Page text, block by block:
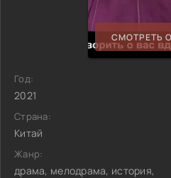
СМОТРЕТЬ
Год:
2021
Страна:
Китай
Жанр:
драма, мелодрама, история,